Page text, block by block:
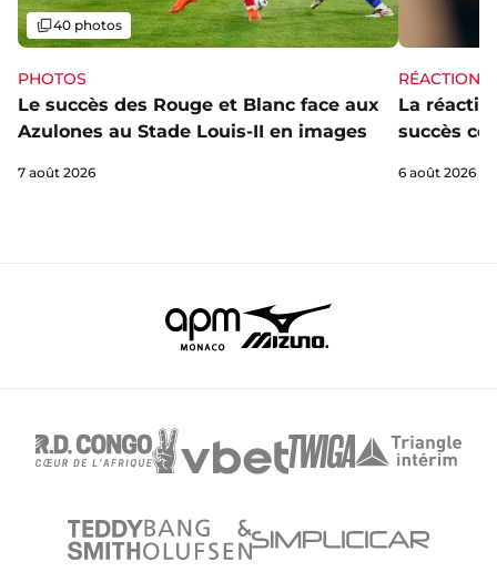
PHOTOS
Le succès des Rouge et Blanc face aux
Azulones au Stade Louis-II en images
Galerie
40 photos
7 août 2026
RÉACTIONS
La
succès
6 août 2026